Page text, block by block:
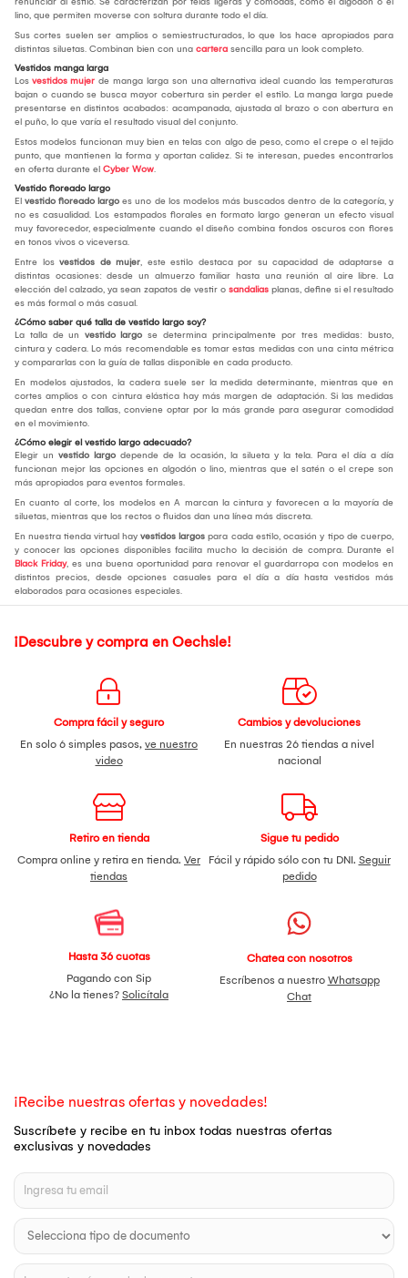
lino, que permiten moverse con soltura durante todo el día.
Sus cortes suelen ser amplios o semiestructurados, lo que los hace apropiados para
distintas siluetas. Combinan bien con una cartera sencilla para un look completo.
Vestidos manga larga
Los vestidos mujer de manga larga son una alternativa ideal cuando las temperaturas
bajan o cuando se busca mayor cobertura sin perder el estilo. La manga larga puede
presentarse en distintos acabados: acampanada, ajustada al brazo o con abertura en
el puño, lo que varía el resultado visual del conjunto.
Estos modelos funcionan muy bien en telas con algo de peso, como el crepe o el tejido
punto, que mantienen la forma y aportan calidez. Si te interesan, puedes encontrarlos
en oferta durante el Cyber Wow.
Vestido floreado largo
El vestido floreado largo es uno de los modelos más buscados dentro de la categoría, y
no es casualidad. Los estampados florales en formato largo generan un efecto visual
muy favorecedor, especialmente cuando el diseño combina fondos oscuros con flores
en tonos vivos o viceversa.
Entre los vestidos de mujer, este estilo destaca por su capacidad de adaptarse a
distintas ocasiones: desde un almuerzo familiar hasta una reunión al aire libre. La
elección del calzado, ya sean zapatos de vestir o sandalias planas, define si el resultado
es más formal o más casual.
¿Cómo saber qué talla de vestido largo soy?
La talla de un vestido largo se determina principalmente por tres medidas: busto,
cintura y cadera. Lo más recomendable es tomar estas medidas con una cinta métrica
y compararlas con la guía de tallas disponible en cada producto.
En modelos ajustados, la cadera suele ser la medida determinante, mientras que en
cortes amplios o con cintura elástica hay más margen de adaptación. Si las medidas
quedan entre dos tallas, conviene optar por la más grande para asegurar comodidad
en el movimiento.
¿Cómo elegir el vestido largo adecuado?
Elegir un vestido largo depende de la ocasión, la silueta y la tela. Para el día a día
funcionan mejor las opciones en algodón o lino, mientras que el satén o el crepe son
más apropiados para eventos formales.
En cuanto al corte, los modelos en A marcan la cintura y favorecen a la mayoría de
siluetas, mientras que los rectos o fluidos dan una línea más discreta.
En nuestra tienda virtual hay vestidos largos para cada estilo, ocasión y tipo de cuerpo,
y conocer las opciones disponibles facilita mucho la decisión de compra. Durante el
Black Friday, es una buena oportunidad para renovar el guardarropa con modelos en
distintos precios, desde opciones casuales para el día a día hasta vestidos más
elaborados para ocasiones especiales.
¡Descubre y compra en Oechsle!
Compra fácil y seguro
En solo 6 simples pasos, ve nuestro
video
Cambios y devoluciones
En nuestras 26 tiendas a nivel
nacional
Retiro en tienda
Compra online y retira en tienda. Ver
tiendas
Sigue tu pedido
Fácil y rápido sólo con tu DNI. Seguir
pedido
Hasta 36 cuotas
Pagando con Sip
¿No la tienes? Solicítala
Chatea con nosotros
Escríbenos a nuestro Whatsapp
Chat
¡Recibe nuestras ofertas y novedades!
Suscríbete y recibe en tu inbox todas nuestras ofertas
exclusivas y novedades